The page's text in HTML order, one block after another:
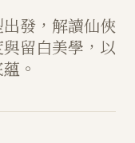
發，解讀仙俠
留白美學，以
。